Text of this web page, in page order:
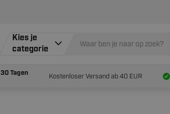
Kies je
categorie
30 Tagen Kostenloser Versand ab 40 EUR